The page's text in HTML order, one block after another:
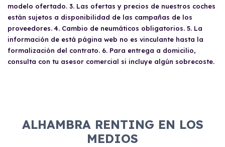
modelo ofertado. 3. Las ofertas y precios de nuestros coches
están sujetos a disponibilidad de las campañas de los
proveedores. 4. Cambio de neumáticos obligatorios. 5. La
información de está página web no es vinculante hasta la
formalización del contrato. 6. Para entrega a domicilio,
consulta con tu asesor comercial si incluye algún sobrecoste.
ALHAMBRA RENTING EN LOS
MEDIOS